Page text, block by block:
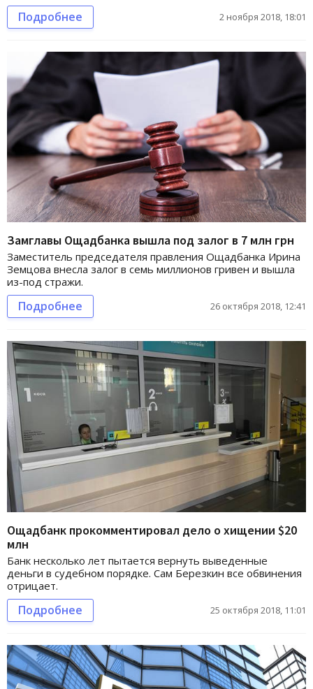
Подробнее 2 ноября 2018, 18:01
Замглавы Ощадбанка вышла под залог в 7 млн грн
Заместитель председателя правления Ощадбанка Ирина
Земцова внесла залог в семь миллионов гривен и вышла
из-под стражи.
Подробнее 26 октября 2018, 12:41
Ощадбанк прокомментировал дело о хищении $20
млн
Банк несколько лет пытается вернуть выведенные
деньги в судебном порядке. Сам Березкин все обвинения
отрицает.
Подробнее 25 октября 2018, 11:01